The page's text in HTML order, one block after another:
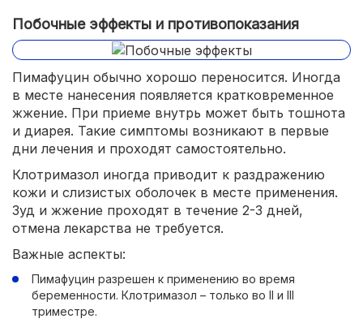
Побочные эффекты и противопоказания
Пимафуцин обычно хорошо переносится. Иногда
в месте нанесения появляется кратковременное
жжение. При приеме внутрь может быть тошнота
и диарея. Такие симптомы возникают в первые
дни лечения и проходят самостоятельно.
Клотримазол иногда приводит к раздражению
кожи и слизистых оболочек в месте применения.
Зуд и жжение проходят в течение 2-3 дней,
отмена лекарства не требуется.
Важные аспекты:
Пимафуцин разрешен к применению во время
беременности. Клотримазол – только во II и III
триместре.